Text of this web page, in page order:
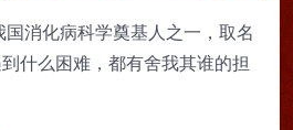
消化病科学奠基人之一，取名
什么困难，都有舍我其谁的担